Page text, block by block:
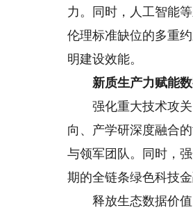
力。同时，人工智能
伦理标准缺位的多重
明建设效能。
新质生产力赋能数
强化重大技术攻关
向、产学研深度融合
与领军团队。同时，
期的全链条绿色科技
释放生态数据价值